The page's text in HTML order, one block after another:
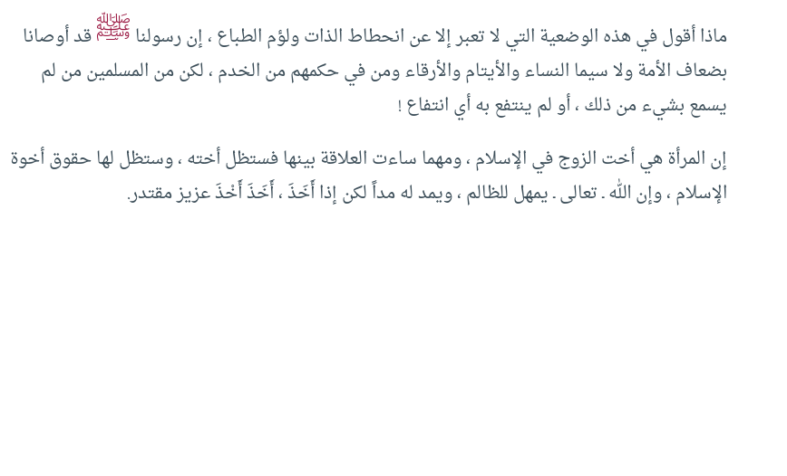
ماذا أقول في هذه الوضعية التي لا تعبر إلا عن انحطاط الذات ولؤم الطباع ، إن رسولناﷺقد أوصانا
بضعاف الأمة ولا سيما النساء والأيتام والأرقاء ومن في حكمهم من الخدم ، لكن من المسلمين من لم
يسمع بشيء من ذلك ، أو لم ينتفع به أي انتفاع !
إن المرأة هي أخت الزوج في الإسلام ، ومهما ساءت العلاقة بينها فستظل أخته ، وستظل لها حقوق أخوة
الإسلام ، وإن الله ـ تعالى ـ يمهل للظالم ، ويمد له مداً لكن إذا أَخَذَ ، أَخَذَ أَخْذَ عزيز مقتدر.